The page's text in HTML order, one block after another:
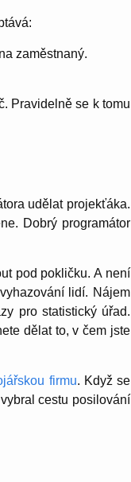
zaměstnaný.
Pravidelně se k tomu
udělat projekťáka.
Dobrý programátor
pod pokličku. A není
lidí. Nájem
pro statistický úřad.
dělat to, v čem jste
firmu. Když se
cestu posilování